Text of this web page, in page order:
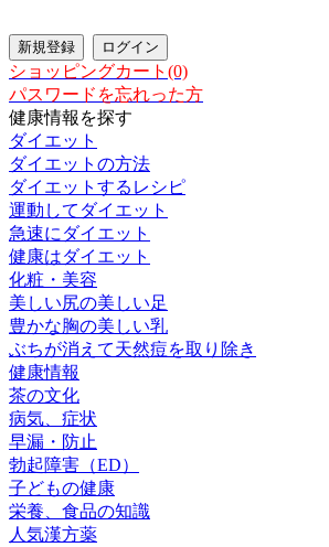
ショッピングカート(0)
パスワードを忘れった方
健康情報を探す
ダイエット
ダイエットの方法
ダイエットするレシピ
運動してダイエット
急速にダイエット
健康はダイエット
化粧・美容
美しい尻の美しい足
豊かな胸の美しい乳
ぶちが消えて天然痘を取り除き
健康情報
茶の文化
病気、症状
早漏・防止
勃起障害（ED）
子どもの健康
栄養、食品の知識
人気漢方薬